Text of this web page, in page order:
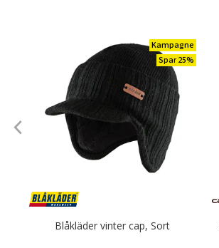
Kampagne
Spar 25%
Blåkläder vinter cap, Sort